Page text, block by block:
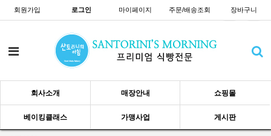
회원가입 로그인 마이페이지 주문/배송조회 장바구니
회사소개 매장안내 쇼핑몰
베이킹클래스 가맹사업 게시판